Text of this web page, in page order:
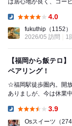
は居心地が良く、コー
4.0
fukuthip （1152）
2026/05 訪問
1
【福岡から飯テロ
ペアリング！
☆福岡駅徒歩圏内。開放感あるゆ
ありましが、今は休業
3.9
Osスイーツ （